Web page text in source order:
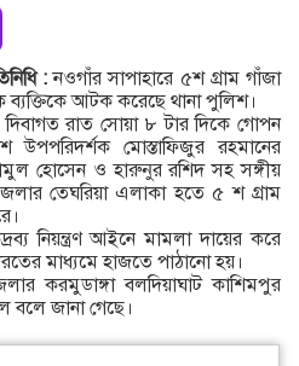
:নওগাঁর সাপাহারে ৫শ গ্রাম গাঁজা
আটক করেছে থানা পুলিশ।
দিবাগত রাত সোয়া ৮ টার দিকে গোপন
উপপরিদর্শক মোস্তাফিজুর রহমানের
হোসেন ও হারুনুর রশিদ সহ সঙ্গীয়
তেঘরিয়া এলাকা হতে ৫ শ গ্রাম
নিয়ন্ত্রণ আইনে মামলা দায়ের করে
মাধ্যমে হাজতে পাঠানো হয়।
করমুডাঙ্গা বলদিয়াঘাট কাশিমপুর
বলে জানা গেছে।